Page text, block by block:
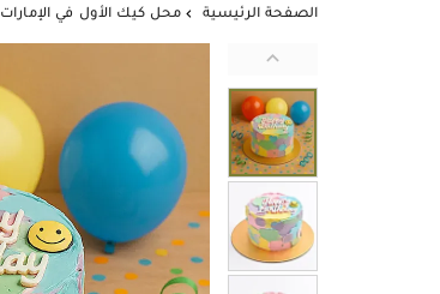
الصفحة الرئيسية  محل كيك الأول في الإمارات
